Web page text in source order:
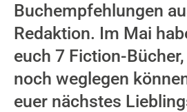
Buchempfehlungen
Redaktion. Im Mai
euch 7 Fiction-
noch weglegen
euer nächstes